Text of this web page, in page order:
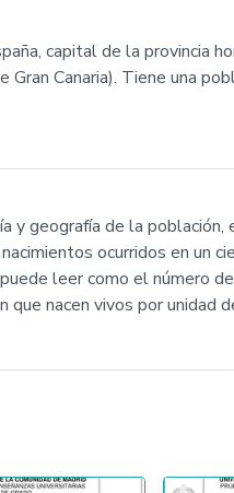
capital de la provincia
Canaria). Tiene una
y geografía de la población,
ocurridos en un
leer como el número
que nacen vivos por unidad